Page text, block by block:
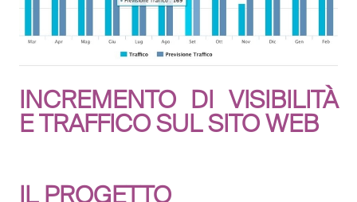
INCREMENTO DI VISIBILITÀ
E TRAFFICO SUL SITO WEB
IL PROGETTO